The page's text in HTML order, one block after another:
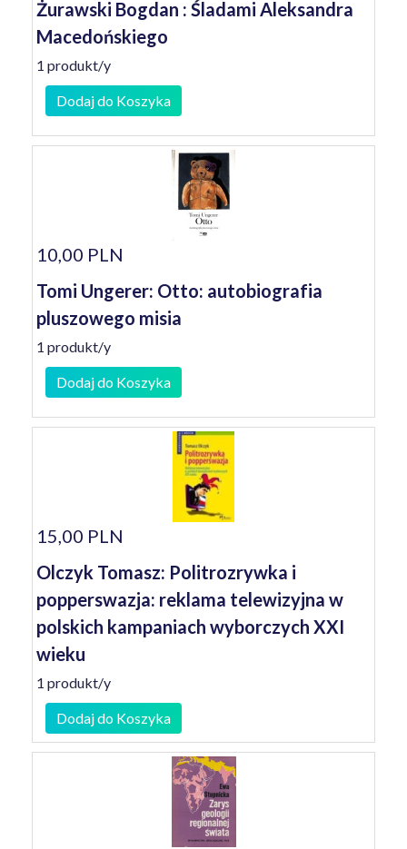
Żurawski Bogdan : Śladami Aleksandra
Macedońskiego
1 produkt/y
Dodaj do Koszyka
10,00 PLN
Tomi Ungerer: Otto: autobiografia
pluszowego misia
1 produkt/y
Dodaj do Koszyka
15,00 PLN
Olczyk Tomasz: Politrozrywka i
popperswazja: reklama telewizyjna w
polskich kampaniach wyborczych XXI
wieku
1 produkt/y
Dodaj do Koszyka